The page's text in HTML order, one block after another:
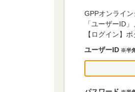
GPPオンライン
「ユーザーID
【ログイン】
ユーザーID ※半